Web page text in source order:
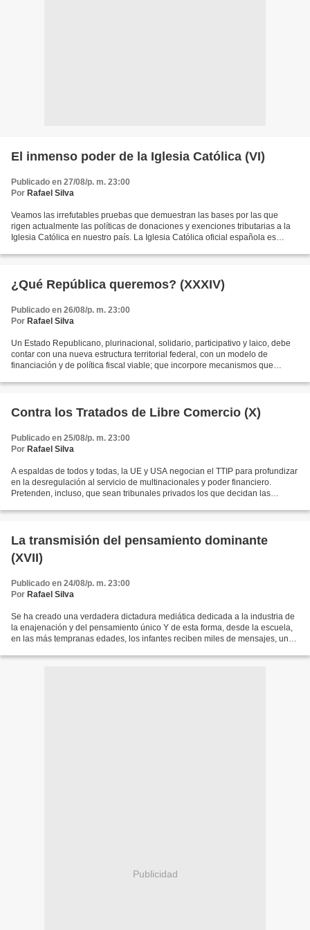
El inmenso poder de la Iglesia Católica (VI)
Publicado en 27/08/p. m. 23:00
Por Rafael Silva
Veamos las irrefutables pruebas que demuestran las bases por las que
rigen actualmente las políticas de donaciones y exenciones tributarias a la
Iglesia Católica en nuestro país. La Iglesia Católica oficial española es
¿Qué República queremos? (XXXIV)
Publicado en 26/08/p. m. 23:00
Por Rafael Silva
Un Estado Republicano, plurinacional, solidario, participativo y laico, debe
contar con una nueva estructura territorial federal, con un modelo de
financiación y de política fiscal viable; que incorpore mecanismos que
Contra los Tratados de Libre Comercio (X)
Publicado en 25/08/p. m. 23:00
Por Rafael Silva
A espaldas de todos y todas, la UE y USA negocian el TTIP para profundizar
en la desregulación al servicio de multinacionales y poder financiero.
Pretenden, incluso, que sean tribunales privados los que decidan las
La transmisión del pensamiento dominante
(XVII)
Publicado en 24/08/p. m. 23:00
Por Rafael Silva
Se ha creado una verdadera dictadura mediática dedicada a la industria de
la enajenación y del pensamiento único Y de esta forma, desde la escuela,
en las más tempranas edades, los infantes reciben miles de mensajes, unos
Publicidad